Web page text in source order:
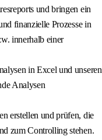
und bringen ein
finanzielle Prozesse in
innerhalb einer
in Excel und unseren
Analysen
erstellen und prüfen, die
zum Controlling stehen.